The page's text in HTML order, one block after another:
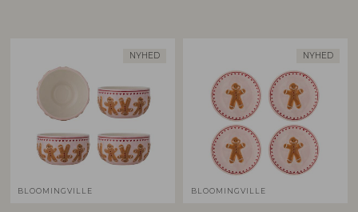
NYHED
BLOOMINGVILLE
NYHED
BLOOMINGVILLE